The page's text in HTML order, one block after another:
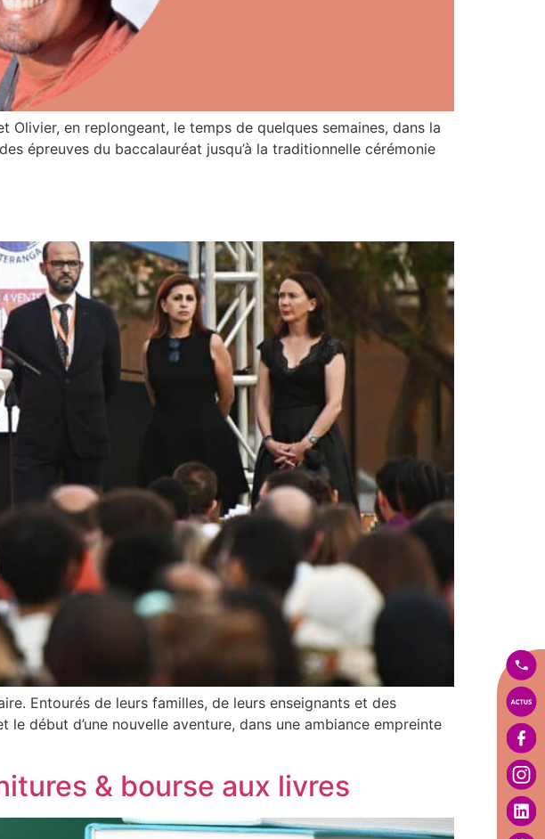
Olivier, en replongeant, le temps de quelques semaines, dans la
épreuves du baccalauréat jusqu’à la traditionnelle cérémonie
Entourés de leurs familles, de leurs enseignants et des
début d’une nouvelle aventure, dans une ambiance empreinte
& bourse aux livres